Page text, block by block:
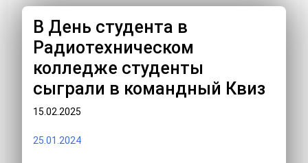
В День студента в
Радиотехническом
колледже студенты
сыграли в командный Квиз
15.02.2025
25.01.2024